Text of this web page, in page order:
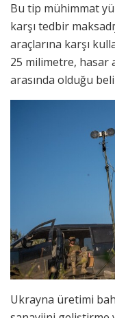
Bu tip mühimmat
karşı tedbir
araçlarına karşı
25 milimetre, hasar
arasında olduğu
Ukrayna üretimi